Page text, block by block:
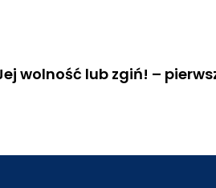
wolność lub zgiń! –